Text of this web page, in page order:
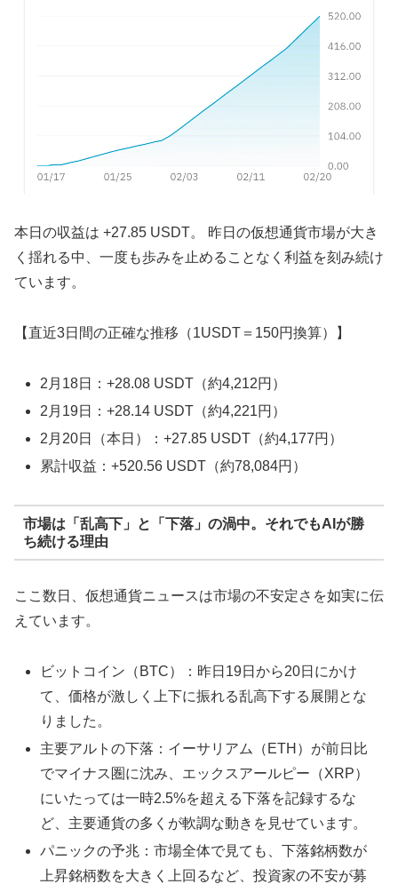
本日の収益は +27.85 USDT。 昨日の仮想通貨市場が大き
く揺れる中、一度も歩みを止めることなく利益を刻み続け
ています。
【直近3日間の正確な推移（1USDT＝150円換算）】
2月18日：+28.08 USDT（約4,212円）
2月19日：+28.14 USDT（約4,221円）
2月20日（本日）：+27.85 USDT（約4,177円）
累計収益：+520.56 USDT（約78,084円）
市場は「乱高下」と「下落」の渦中。それでもAIが勝
ち続ける理由
ここ数日、仮想通貨ニュースは市場の不安定さを如実に伝
えています。
ビットコイン（BTC）：昨日19日から20日にかけ
て、価格が激しく上下に振れる乱高下する展開とな
りました。
主要アルトの下落：イーサリアム（ETH）が前日比
でマイナス圏に沈み、エックスアールピー（XRP）
にいたっては一時2.5%を超える下落を記録するな
ど、主要通貨の多くが軟調な動きを見せています。
パニックの予兆：市場全体で見ても、下落銘柄数が
上昇銘柄数を大きく上回るなど、投資家の不安が募